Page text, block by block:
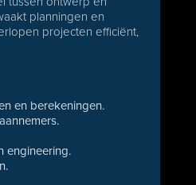
planningen en
projecten efficiënt,
en berekeningen.
engineering.